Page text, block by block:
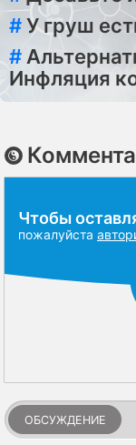
#У груш
#
Инфляция
Чтобы
пожалуйста
ОБСУЖДЕНИЕ